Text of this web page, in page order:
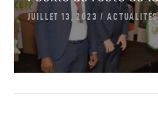
JUILLET 13, 2023 ACTUALITÉS